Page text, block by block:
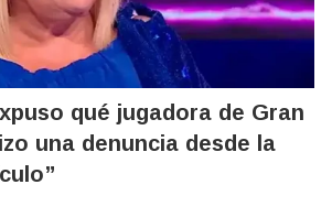
qué jugadora de Gran
una denuncia desde la